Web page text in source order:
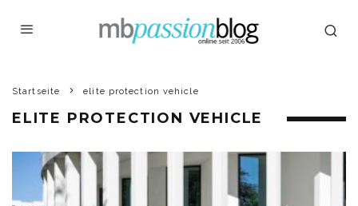
Startseite elite protection vehicle
ELITE PROTECTION VEHICLE